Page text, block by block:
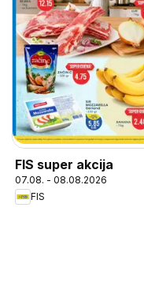
FIS super akcija
07.08. - 08.08.2026
FIS